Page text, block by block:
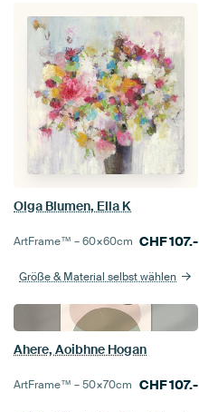
Olga Blumen, Ella K
ArtFrame™ –60×60cm CHF107.-
Größe & Material selbst wählen
Ahere, Aoibhne Hogan
ArtFrame™ –50×70cm CHF107.-